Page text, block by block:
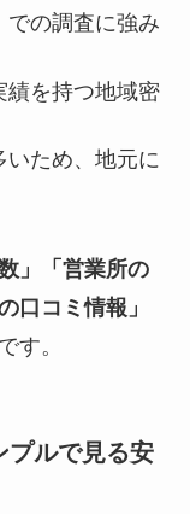
での調査に強み
績を持つ地域密
いため、地元に
」「営業所の
口コミ情報」
す。
プルで見る安